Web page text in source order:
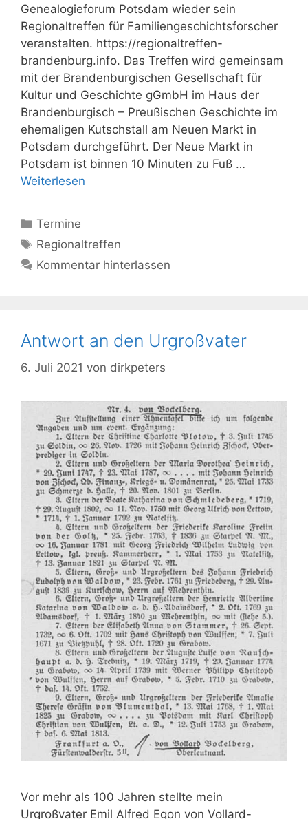
Genealogieforum Potsdam wieder sein
Regionaltreffen für Familiengeschichtsforscher
veranstalten. https://regionaltreffen-
brandenburg.info. Das Treffen wird gemeinsam
mit der Brandenburgischen Gesellschaft für
Kultur und Geschichte gGmbH im Haus der
Brandenburgisch – Preußischen Geschichte im
ehemaligen Kutschstall am Neuen Markt in
Potsdam durchgeführt. Der Neue Markt in
Potsdam ist binnen 10 Minuten zu Fuß …
Weiterlesen
Kategorien
Termine
Schlagwörter
Regionaltreffen
Kommentar hinterlassen
Antwort an den Urgroßvater
6. Juli 2021 von dirkpeters
Vor mehr als 100 Jahren stellte mein
Urgroßvater Emil Alfred Egon von Vollard-